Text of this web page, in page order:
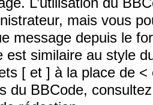
mais vous
message depuis le
est similaire au style
[ et ] à la place de <
du BBCode,